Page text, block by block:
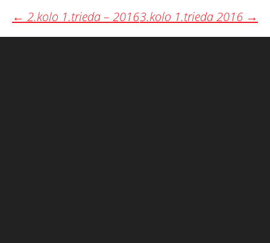
Post
← 2.kolo 1.trieda – 20163.kolo 1.trieda 2016 →